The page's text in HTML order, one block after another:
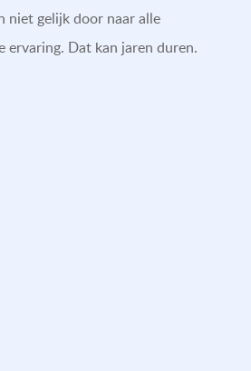
niet gelijk door naar alle
ervaring. Dat kan jaren duren.